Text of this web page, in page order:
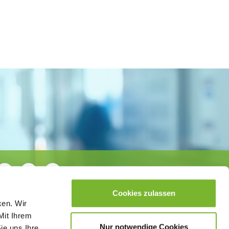
Wir
Ihrem
Cookies zulassen
Nur notwendige Cookies